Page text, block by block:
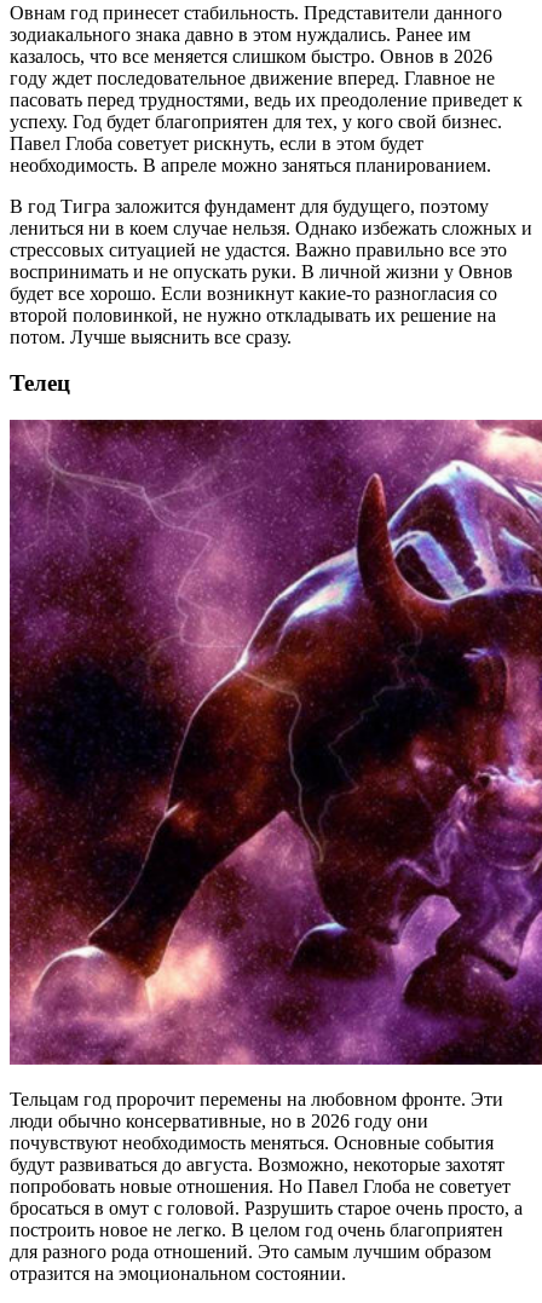
Овнам год принесет стабильность. Представители данного
зодиакального знака давно в этом нуждались. Ранее им
казалось, что все меняется слишком быстро. Овнов в 2026
году ждет последовательное движение вперед. Главное не
пасовать перед трудностями, ведь их преодоление приведет к
успеху. Год будет благоприятен для тех, у кого свой бизнес.
Павел Глоба советует рискнуть, если в этом будет
необходимость. В апреле можно заняться планированием.
В год Тигра заложится фундамент для будущего, поэтому
лениться ни в коем случае нельзя. Однако избежать сложных и
стрессовых ситуацией не удастся. Важно правильно все это
воспринимать и не опускать руки. В личной жизни у Овнов
будет все хорошо. Если возникнут какие-то разногласия со
второй половинкой, не нужно откладывать их решение на
потом. Лучше выяснить все сразу.
Телец
Тельцам год пророчит перемены на любовном фронте. Эти
люди обычно консервативные, но в 2026 году они
почувствуют необходимость меняться. Основные события
будут развиваться до августа. Возможно, некоторые захотят
попробовать новые отношения. Но Павел Глоба не советует
бросаться в омут с головой. Разрушить старое очень просто, а
построить новое не легко. В целом год очень благоприятен
для разного рода отношений. Это самым лучшим образом
отразится на эмоциональном состоянии.